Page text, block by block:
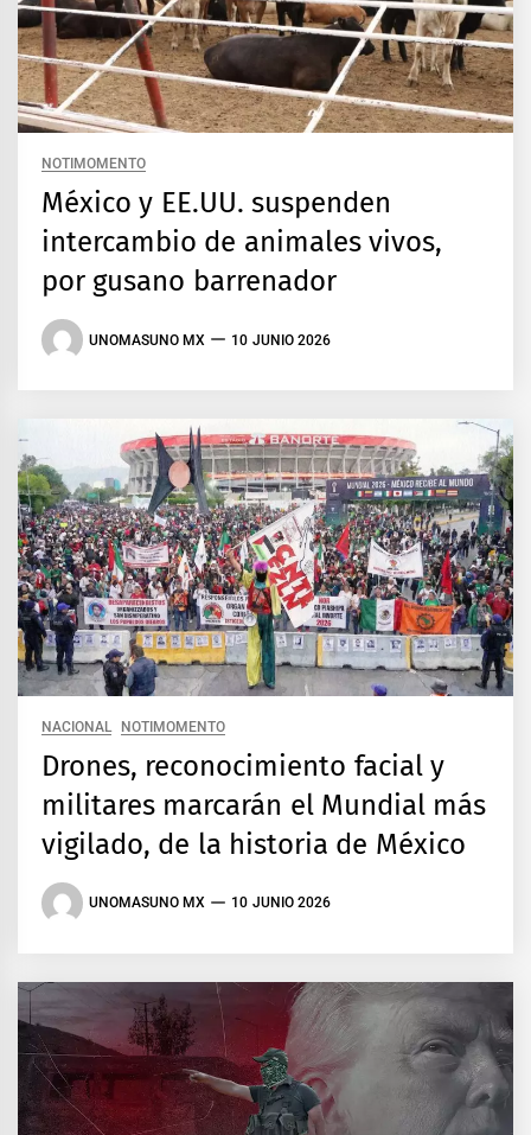
NOTIMOMENTO
México y EE.UU. suspenden
intercambio de animales vivos,
por gusano barrenador
UNOMASUNO MX 10 JUNIO 2026
NACIONAL NOTIMOMENTO
Drones, reconocimiento facial y
militares marcarán el Mundial más
vigilado, de la historia de México
UNOMASUNO MX 10 JUNIO 2026